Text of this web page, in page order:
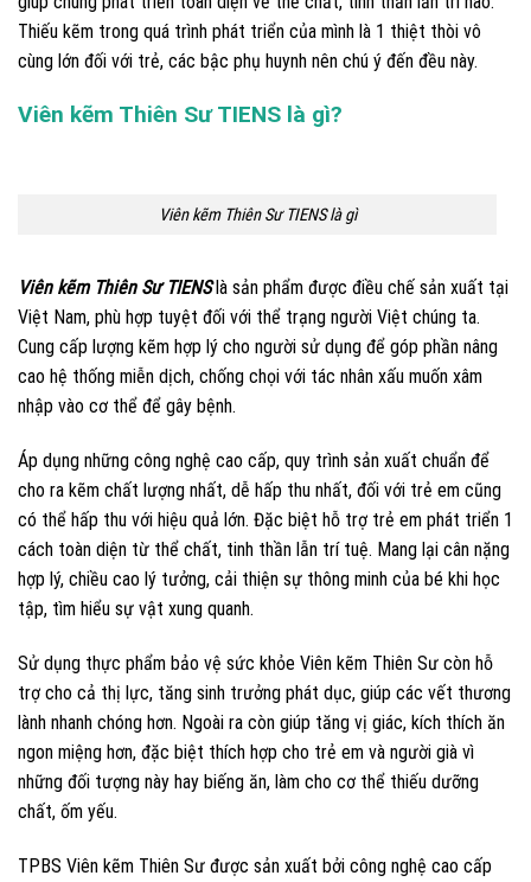
Thiếu kẽm trong quá trình phát triển của mình là 1 thiệt thòi vô
cùng lớn đối với trẻ, các bậc phụ huynh nên chú ý đến đều này.
Viên kẽm Thiên Sư TIENS là gì?
Viên kẽm Thiên Sư TIENS là gì
Viên kẽm Thiên Sư TIENSlà sản phẩm được điều chế sản xuất tại
Việt Nam, phù hợp tuyệt đối với thể trạng người Việt chúng ta.
Cung cấp lượng kẽm hợp lý cho người sử dụng để góp phần nâng
cao hệ thống miễn dịch, chống chọi với tác nhân xấu muốn xâm
nhập vào cơ thể để gây bệnh.
Áp dụng những công nghệ cao cấp, quy trình sản xuất chuẩn để
cho ra kẽm chất lượng nhất, dễ hấp thu nhất, đối với trẻ em cũng
có thể hấp thu với hiệu quả lớn. Đặc biệt hỗ trợ trẻ em phát triển 1
cách toàn diện từ thể chất, tinh thần lẫn trí tuệ. Mang lại cân nặng
hợp lý, chiều cao lý tưởng, cải thiện sự thông minh của bé khi học
tập, tìm hiểu sự vật xung quanh.
Sử dụng thực phẩm bảo vệ sức khỏe Viên kẽm Thiên Sư còn hỗ
trợ cho cả thị lực, tăng sinh trưởng phát dục, giúp các vết thương
lành nhanh chóng hơn. Ngoài ra còn giúp tăng vị giác, kích thích ăn
ngon miệng hơn, đặc biệt thích hợp cho trẻ em và người già vì
những đối tượng này hay biếng ăn, làm cho cơ thể thiếu dưỡng
chất, ốm yếu.
TPBS Viên kẽm Thiên Sư được sản xuất bởi công nghệ cao cấp